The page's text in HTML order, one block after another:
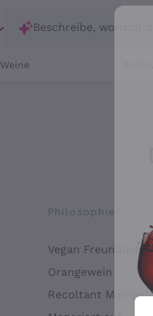
Beschreibe, wonach
Weine
Philosophien
Vegan Freundlich
Orangewein
Recoltant